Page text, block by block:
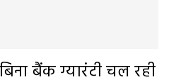
बैंक ग्यारंटी चल रही